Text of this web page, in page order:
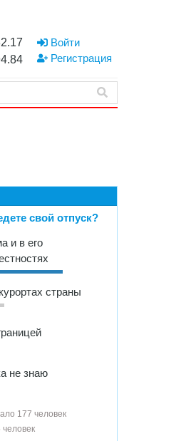
Войти
Регистрация
свой отпуск?
и в его
страны
не знаю
177 человек